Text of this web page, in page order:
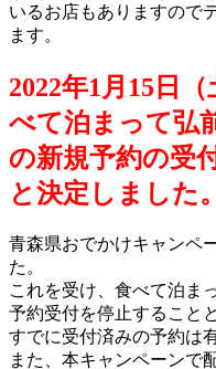
いるお店もありますので
ます。
2022年1月15日
べて泊まって弘
の新規予約の受
と決定しました。
青森県おでかけキャンペ
た。
これを受け、食べて泊ま
予約受付を停止すること
すでに受付済みの予約は
また、本キャンペーンで